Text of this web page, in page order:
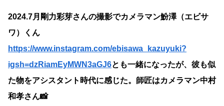
2024.7月剛力彩芽さんの撮影でカメラマン魵澤（エビサ
ワ）くん
https://www.instagram.com/ebisawa_kazuyuki?
igsh=dzRiamEyMWN3aGJ6とも一緒になったが、彼も似
た物をアシスタント時代に感じた。師匠はカメラマン中村
和孝さん📸